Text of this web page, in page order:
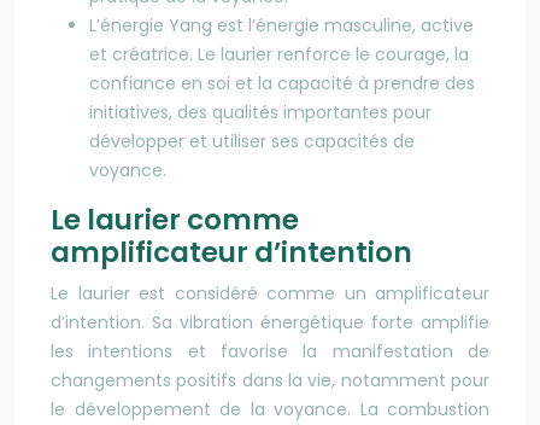
L’énergie Yang est l’énergie masculine, active
et créatrice. Le laurier renforce le courage, la
confiance en soi et la capacité à prendre des
initiatives, des qualités importantes pour
développer et utiliser ses capacités de
voyance.
Le laurier comme
amplificateur d’intention
Le laurier est considéré comme un amplificateur
d’intention. Sa vibration énergétique forte amplifie
les intentions et favorise la manifestation de
changements positifs dans la vie, notamment pour
le développement de la voyance. La combustion